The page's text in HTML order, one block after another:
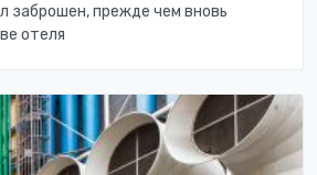
заброшен, прежде чем вновь
отеля